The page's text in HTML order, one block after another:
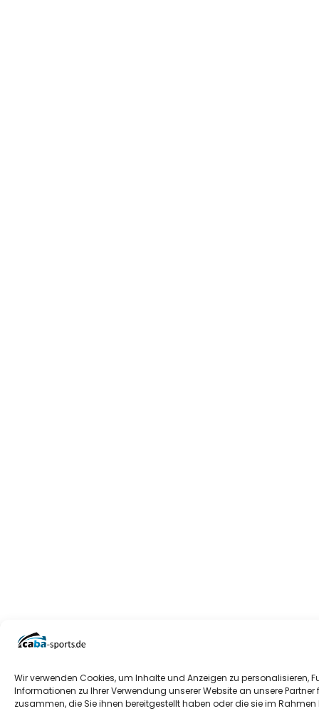
Wir verwenden Cookies, um Inhalte und Anzeigen zu
Informationen zu Ihrer Verwendung unserer Website an unsere
zusammen, die Sie ihnen bereitgestellt haben oder die sie im